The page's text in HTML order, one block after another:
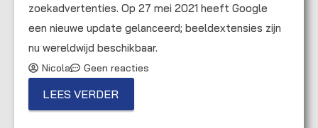
zoekadvertenties. Op 27 mei 2021 heeft Google
een nieuwe update gelanceerd; beeldextensies zijn
nu wereldwijd beschikbaar.
Nicola Geen reacties
LEES VERDER